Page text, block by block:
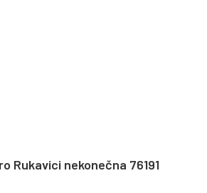
Rukavici nekonečna 76191